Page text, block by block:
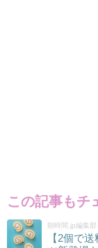
この記事もチ
朝時間.jp編集部
【2個で